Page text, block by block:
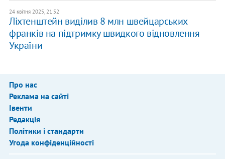
24 квітня 2025, 21:52
Ліхтенштейн виділив 8 млн швейцарських
франків на підтримку швидкого відновлення
України
Про нас
Реклама на сайті
Івенти
Редакція
Політики і стандарти
Угода конфіденційності